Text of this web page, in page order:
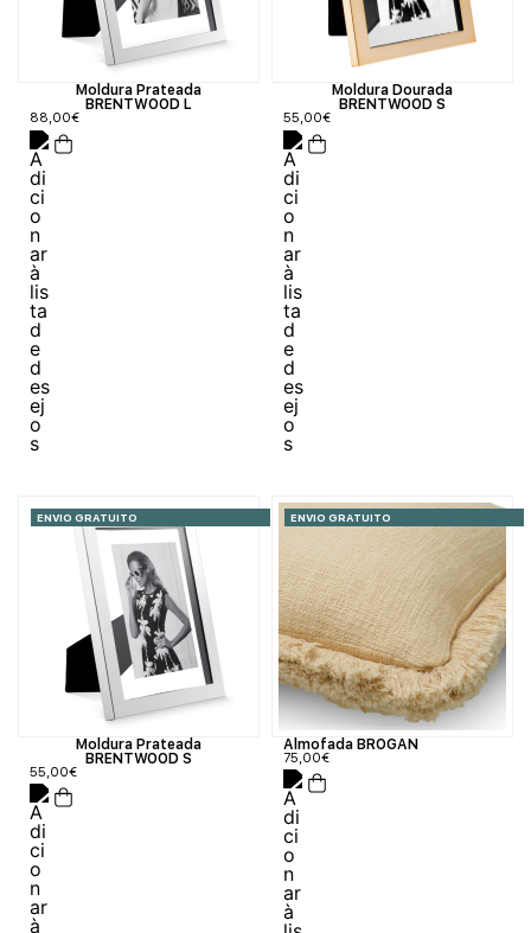
Moldura Prateada
BRENTWOOD L
88,00€
Moldura Dourada
BRENTWOOD S
55,00€
ENVIO GRATUITO
Moldura Prateada
BRENTWOOD S
55,00€
ENVIO GRATUITO
Almofada BROGAN
75,00€